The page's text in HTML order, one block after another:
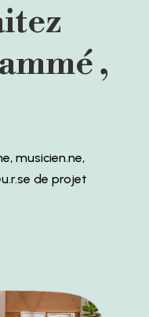
,
musicien.ne,
de projet